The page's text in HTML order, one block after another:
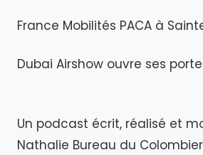
France Mobilités PACA à
Dubai Airshow ouvre ses
Un podcast écrit, réalisé et
Nathalie Bureau du